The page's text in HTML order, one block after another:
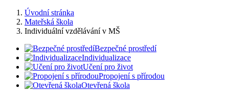
Úvodní stránka
Mateřská škola
Individuální vzdělávání v MŠ
Bezpečné prostředí
Individualizace
Učení pro život
Propojení s přírodou
Otevřená škola